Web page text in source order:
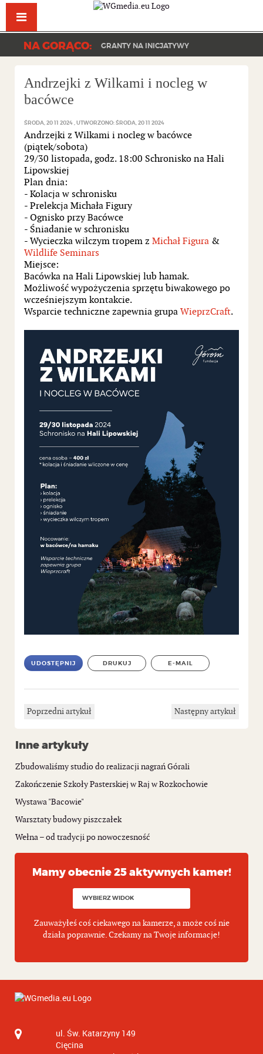
NA GORĄCO: GRANTY NA INICJATYWY
Andrzejki z Wilkami i nocleg w
bacówce
ŚRODA, 20 11 2024 UTWORZONO: ŚRODA, 20 11 2024
Andrzejki z Wilkami i nocleg w bacówce
(piątek/sobota)
29/30 listopada, godz. 18:00 Schronisko na Hali
Lipowskiej
Plan dnia:
- Kolacja w schronisku
- Prelekcja Michała Figury
- Ognisko przy Bacówce
- Śniadanie w schronisku
- Wycieczka wilczym tropem z Michał Figura &
Wildlife Seminars
Miejsce:
Bacówka na Hali Lipowskiej lub hamak.
Możliwość wypożyczenia sprzętu biwakowego po
wcześniejszym kontakcie.
Wsparcie techniczne zapewnia grupa WieprzCraft.
UDOSTĘPNIJ DRUKUJ E-MAIL
Poprzedni artykuł Następny artykuł
Inne artykuły
Zbudowaliśmy studio do realizacji nagrań Górali
Zakończenie Szkoły Pasterskiej w Raj w Rozkochowie
Wystawa "Bacowie"
Warsztaty budowy piszczałek
Wełna – od tradycji po nowoczesność
Mamy obecnie 25 aktywnych kamer!
Zauważyłeś coś ciekawego na kamerze, a może coś nie
działa poprawnie. Czekamy na Twoje informacje!
ul. Św. Katarzyny 149
Cięcina